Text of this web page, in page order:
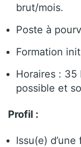
brut/mois.
Poste à
Formation
Horaires : 35
possible et
Profil :
Issu(e)